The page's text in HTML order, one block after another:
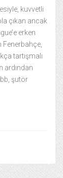
kuvvetli
çıkan ancak
erken
Fenerbahçe,
tartışmalı
ardından
şutör